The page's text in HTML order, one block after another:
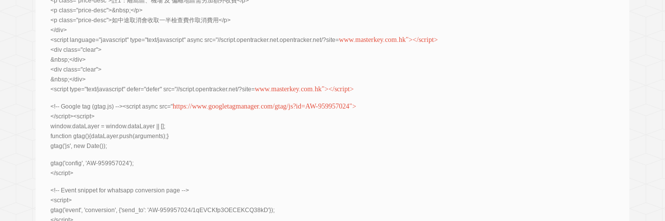
<p class="price-desc">&nbsp;</p>
<p class="price-desc">如中途取消會收取一半檢查費作取消費用</p>
</div>
<script language="javascript" type="text/javascript" async src="//script.opentracker.net.opentracker.net/?site=www.masterkey.com.hk"></script>
<div class="clear">
&nbsp;</div>
<div class="clear">
&nbsp;</div>
<script type="text/javascript" defer="defer" src="//script.opentracker.net/?site=www.masterkey.com.hk"></script>
<!-- Google tag (gtag.js) --><script async src="https://www.googletagmanager.com/gtag/js?id=AW-959957024">
</script><script>
window.dataLayer = window.dataLayer || [];
function gtag(){dataLayer.push(arguments);}
gtag('js', new Date());
gtag('config', 'AW-959957024');
</script>
<!-- Event snippet for whatsapp conversion page -->
<script>
gtag('event', 'conversion', {'send_to': 'AW-959957024/1qEVCKfp3OECEKCQ38kD'});